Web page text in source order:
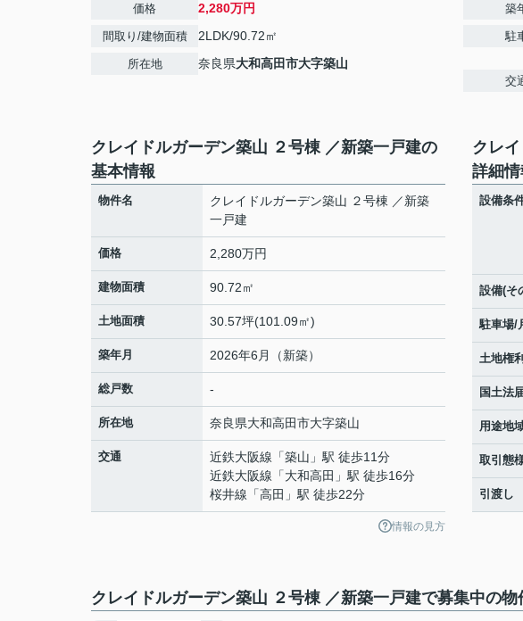
価格 2,280万円
間取り/建物面積 2LDK/90.72㎡
所在地 奈良県大和高田市大字築山
築
駐
交
クレイドルガーデン築山 ２号棟 ／新築一戸建の
基本情報
物件名
クレイドルガーデン築山 ２号棟 ／新築
一戸建
価格 2,280万円
建物面積 90.72㎡
土地面積 30.57坪(101.09㎡)
築年月 2026年6月（新築）
総戸数 -
所在地 奈良県大和高田市大字築山
交通 近鉄大阪線 「築山 」駅 徒歩11分
近鉄大阪線 「大和高田 」駅 徒歩16分
桜井線 「高田 」駅 徒歩22分
情報の見方
クレ
詳細情
設備条
設備(そ
駐車場/
土地権利
国土法
用途地
取引態
引渡し
クレイドルガーデン築山 ２号棟 ／新築一戸建で募集中の物